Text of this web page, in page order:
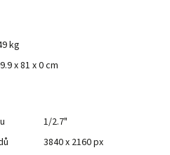
kg
x 81 x 0 cm
1/2.7"
3840 x 2160 px